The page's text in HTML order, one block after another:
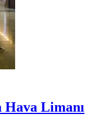
Hava Limanı